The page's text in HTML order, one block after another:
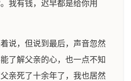
我有钱，迟早都是给你用
说，但说到最后，声音忽然
了解父亲的心，也一点不知
亲死了十余年了，我也居然